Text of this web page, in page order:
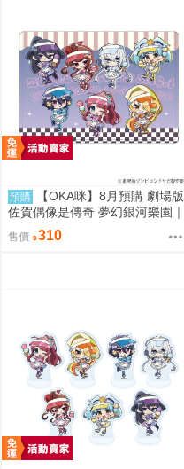
預購
【OKA咪】8月預購 劇場版
佐賀偶像是傳奇 夢幻銀河樂園｜
角色透明收納夾 01/集合款 冰淇
淋店ver.(Q版插畫)
售價 310